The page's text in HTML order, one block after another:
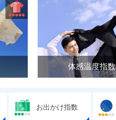
体感温度指数
お出かけ指数